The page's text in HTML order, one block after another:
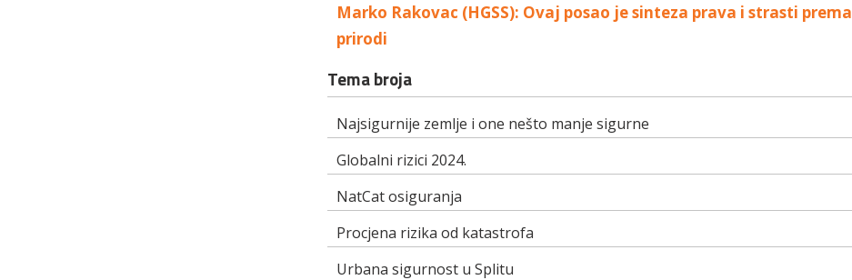
Marko Rakovac (HGSS): Ovaj posao je sinteza prava i strasti prema
prirodi
Tema broja
Najsigurnije zemlje i one nešto manje sigurne
Globalni rizici 2024.
NatCat osiguranja
Procjena rizika od katastrofa
Urbana sigurnost u Splitu